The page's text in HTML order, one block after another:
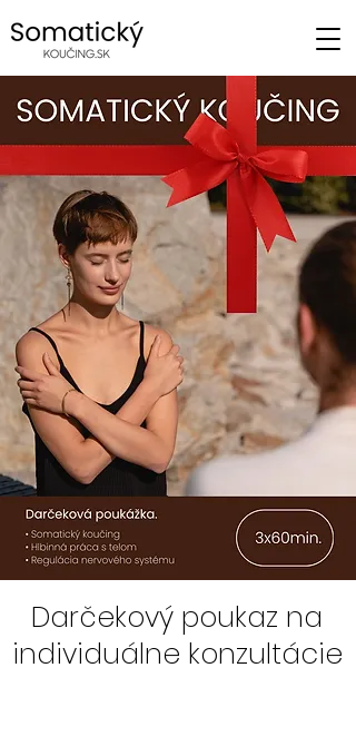
Darčekový poukaz na
individuálne konzultácie